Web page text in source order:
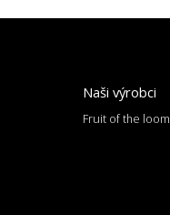
Naši výrobci
Fruit of the loom